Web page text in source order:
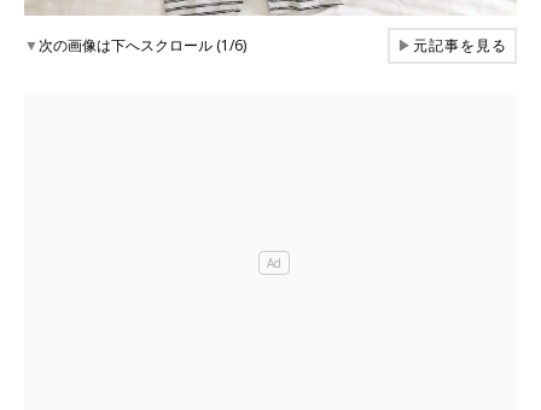
▼次の画像は下へスクロール (1/6) ▶元記事を見る